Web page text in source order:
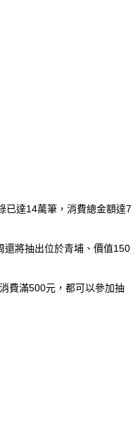
已達14萬筆，消費總金額達7
還將抽出位於青埔、價值150
費滿500元，都可以參加抽